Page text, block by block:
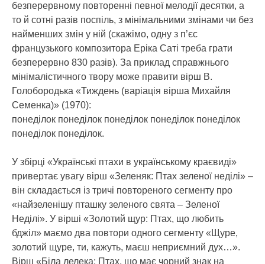
безперервному повторенні певної мелодії десятки, а
то й сотні разів поспіль, з мінімальними змінами чи без
найменших змін у ній (скажімо, одну з п’єс
французького композитора Еріка Саті треба грати
безперервно 830 разів). За приклад справжнього
мінімалістичного твору може правити вірш В.
Голобородька «Тиждень (варіація вірша Михайля
Семенка)» (1970):
понеділок понеділок понеділок понеділок понеділок
понеділок понеділок.
У збірці «Українські птахи в українському краєвиді»
привертає увагу вірш «Зеленяк: Птах зеленої неділі» –
він складається із тричі повтореного сегменту про
«найзеленішу пташку зеленого свята – Зеленої
Неділі». У вірші «Золотий щур: Птах, що любить
бджіл» маємо два повтори одного сегменту «Щуре,
золотий щуре, ти, кажуть, маєш неприємний дух…».
Вірш «Біла лелека: Птах, що має чорний знак на